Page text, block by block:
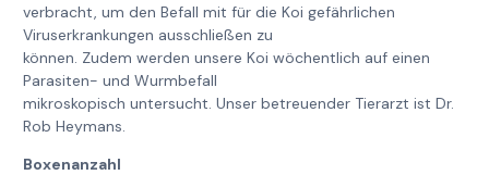
verbracht, um den Befall mit für die Koi gefährlichen
Viruserkrankungen ausschließen zu
können. Zudem werden unsere Koi wöchentlich auf einen
Parasiten- und Wurmbefall
mikroskopisch untersucht. Unser betreuender Tierarzt ist Dr.
Rob Heymans.
Boxenanzahl